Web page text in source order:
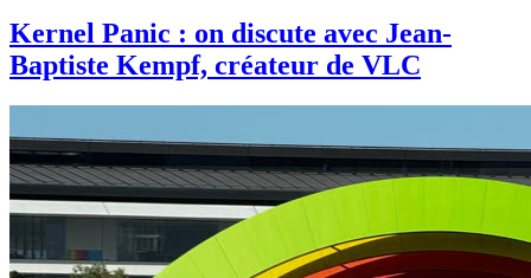
Kernel Panic : on discute avec Jean-
Baptiste Kempf, créateur de VLC